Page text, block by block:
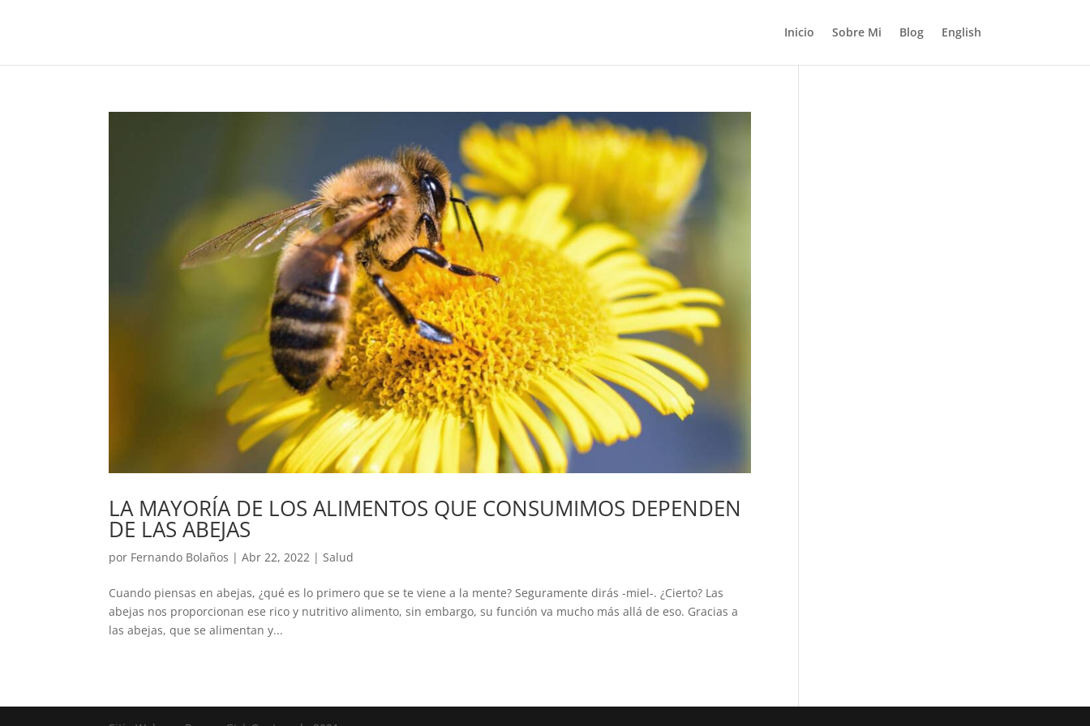
Inicio Sobre Mi Blog English
LA MAYORÍA DE LOS ALIMENTOS QUE CONSUMIMOS DEPENDEN
DE LAS ABEJAS
por Fernando Bolaños |Abr 22, 2022 |Salud
Cuando piensas en abejas, ¿qué es lo primero que se te viene a la mente? Seguramente dirás -miel-. ¿Cierto? Las
abejas nos proporcionan ese rico y nutritivo alimento, sin embargo, su función va mucho más allá de eso. Gracias a
las abejas, que se alimentan y...